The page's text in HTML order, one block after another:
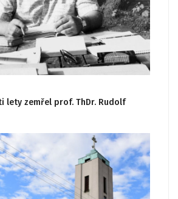
lety zemřel prof. ThDr. Rudolf